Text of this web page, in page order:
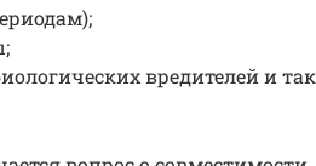
вредителей и так